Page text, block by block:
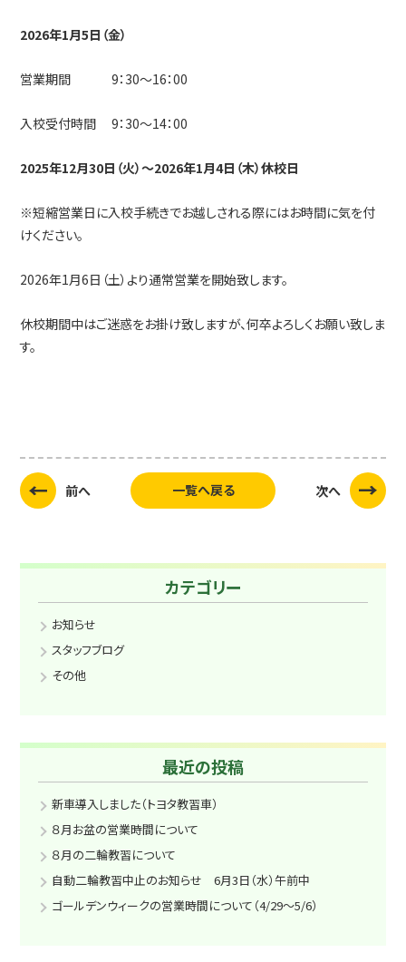
Instagram
Youtube
2026年1月5日（金）
営業期間 9：30～16：00
入校受付時間 9：30～14：00
2025年12月30日（火）～2026年1月4日（木）休校日
※短縮営業日に入校手続きでお越しされる際にはお時間に気を付
けください。
2026年1月6日（土）より通常営業を開始致します。
休校期間中はご迷惑をお掛け致しますが、何卒よろしくお願い致しま
す。
前へ 一覧へ戻る 次へ
カテゴリー
お知らせ
スタッフブログ
その他
最近の投稿
新車導入しました（トヨタ教習車）
８月お盆の営業時間について
８月の二輪教習について
自動二輪教習中止のお知らせ 6月3日（水）午前中
ゴールデンウィークの営業時間について（4/29～5/6）